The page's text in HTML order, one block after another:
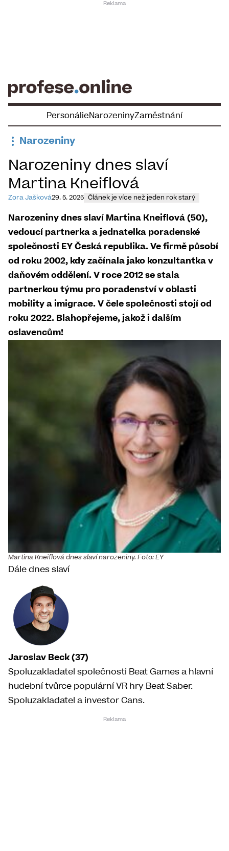
PersonálieNarozeninyZaměstnání
Narozeniny
Narozeniny dnes slaví
Martina Kneiflová
Zora Jašková29. 5. 2025 Článek je více než jeden rok starý
Narozeniny dnes slaví Martina Kneiflová (50),
vedoucí partnerka a jednatelka poradenské
společnosti EY Česká republika. Ve firmě působí
od roku 2002, kdy začínala jako konzultantka v
daňovém oddělení. V roce 2012 se stala
partnerkou týmu pro poradenství v oblasti
mobility a imigrace. V čele společnosti stojí od
roku 2022. Blahopřejeme, jakož i dalším
oslavencům!
Martina Kneiflová dnes slaví narozeniny. Foto: EY
Dále dnes slaví
Jaroslav Beck (37)
Spoluzakladatel společnosti Beat Games a hlavní
hudební tvůrce populární VR hry Beat Saber.
Spoluzakladatel a investor Cans.